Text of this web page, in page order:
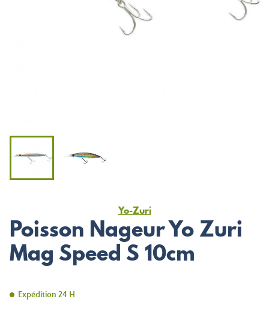
Yo-Zuri
Poisson Nageur Yo Zuri
Mag Speed S 10cm
Expédition 24 H